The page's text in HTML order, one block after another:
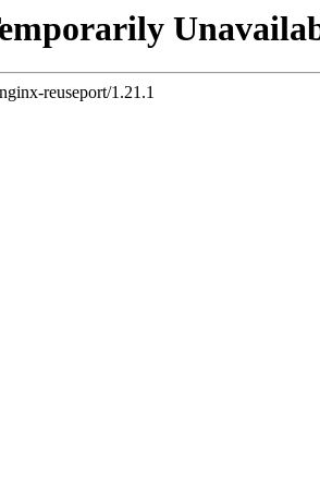
nginx-reuseport/1.21.1